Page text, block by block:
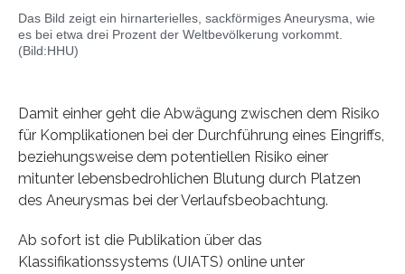
Das Bild zeigt ein hirnarterielles, sackförmiges Aneurysma, wie
es bei etwa drei Prozent der Weltbevölkerung vorkommt.
(Bild:HHU)
Damit einher geht die Abwägung zwischen dem Risiko
für Komplikationen bei der Durchführung eines Eingriffs,
beziehungsweise dem potentiellen Risiko einer
mitunter lebensbedrohlichen Blutung durch Platzen
des Aneurysmas bei der Verlaufsbeobachtung.
Ab sofort ist die Publikation über das
Klassifikationssystems (UIATS) online unter